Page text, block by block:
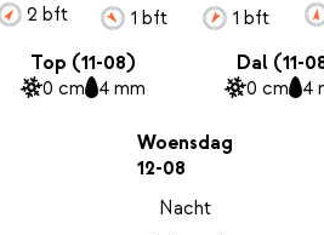
2 bft 1 bft 1 bft
Top (11-08)
0 cm 4 mm
Dal (11-
0 cm 4
Woensdag
12-08
Nacht